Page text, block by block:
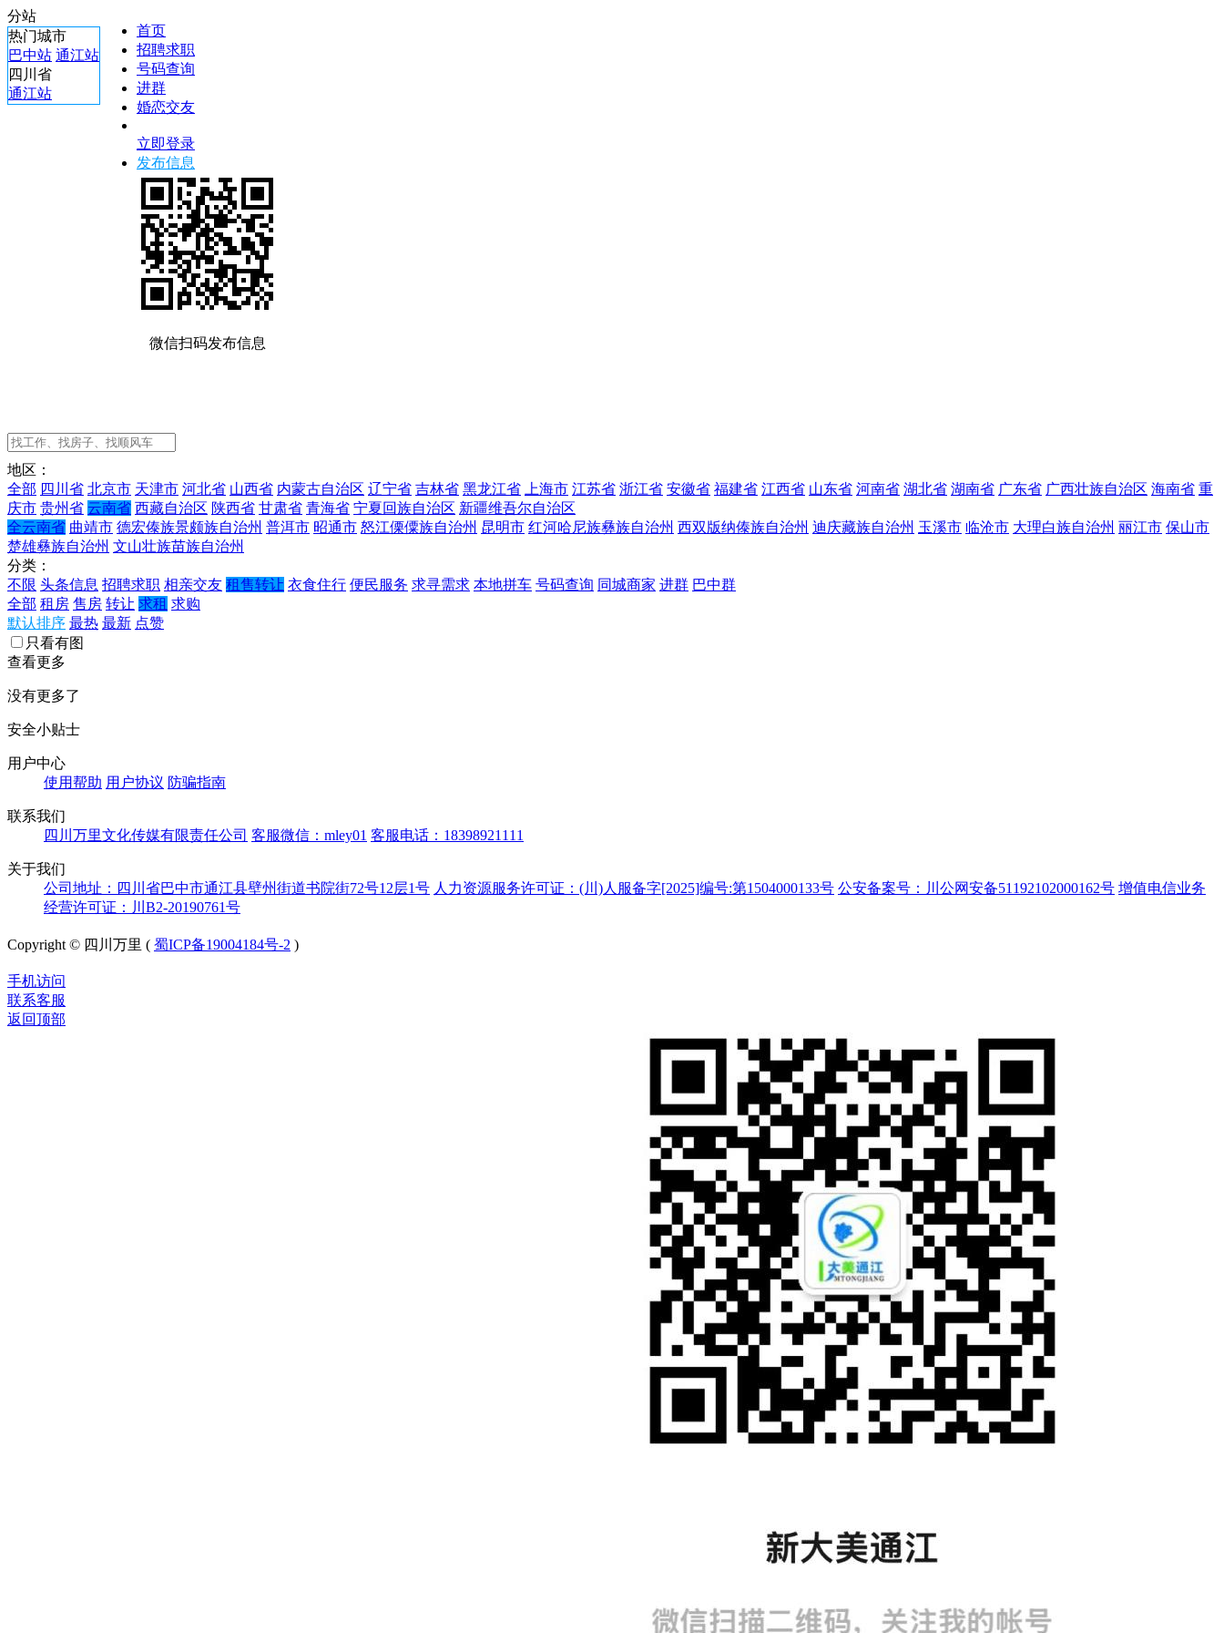
分站
热门城市
巴中站 通江站
四川省
通江站
首页
招聘求职
号码查询
进群
婚恋交友
立即登录
发布信息
微信扫码发布信息
地区：
全部 四川省 北京市 天津市 河北省 山西省 内蒙古自治区 辽宁省 吉林省 黑龙江省 上海市 江苏省 浙江省 安徽省 福建省 江西省 山东省 河南省 湖北省 湖南省 广东省 广西壮族自治区 海南省 重
庆市 贵州省 云南省 西藏自治区 陕西省 甘肃省 青海省 宁夏回族自治区 新疆维吾尔自治区
全云南省 曲靖市 德宏傣族景颇族自治州 普洱市 昭通市 怒江傈僳族自治州 昆明市 红河哈尼族彝族自治州 西双版纳傣族自治州 迪庆藏族自治州 玉溪市 临沧市 大理白族自治州 丽江市 保山市
楚雄彝族自治州 文山壮族苗族自治州
分类：
不限 头条信息 招聘求职 相亲交友 租售转让 衣食住行 便民服务 求寻需求 本地拼车 号码查询 同城商家 进群 巴中群
全部 租房 售房 转让 求租 求购
默认排序 最热 最新 点赞
只看有图
查看更多
没有更多了
安全小贴士
用户中心
使用帮助 用户协议 防骗指南
联系我们
四川万里文化传媒有限责任公司 客服微信：mley01 客服电话：18398921111
关于我们
公司地址：四川省巴中市通江县壁州街道书院街72号12层1号 人力资源服务许可证：(川)人服备字[2025]编号:第1504000133号 公安备案号：川公网安备51192102000162号 增值电信业务
经营许可证：川B2-20190761号
Copyright © 四川万里 ( 蜀ICP备19004184号-2 )
手机访问
联系客服
返回顶部